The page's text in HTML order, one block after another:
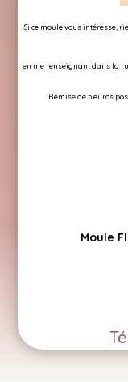
Si ce moule vous intéresse,
en me renseignant dans la
Remise de 5 euros
Moule